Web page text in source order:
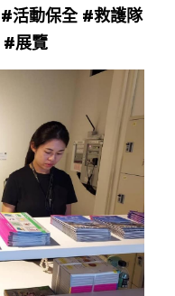
#活動保全 #救護隊
#展覽